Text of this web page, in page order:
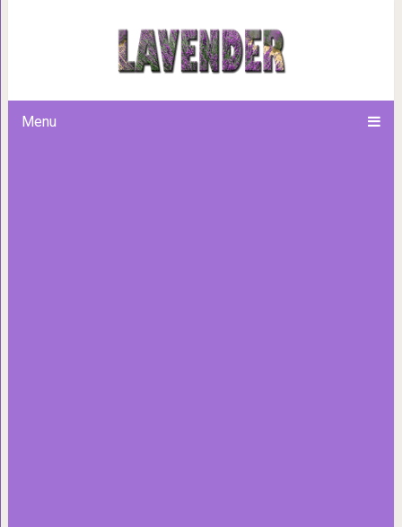
Menu
Ты достойна больше,